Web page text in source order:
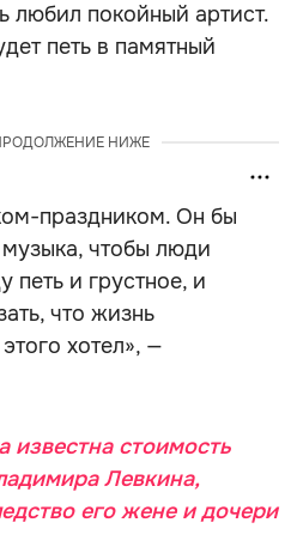
любил покойный артист.
петь в памятный
НИЖЕ
праздником. Он бы
музыка, чтобы люди
петь и грустное, и
что жизнь
хотел», —
известна стоимость
Левкина,
его жене и дочери